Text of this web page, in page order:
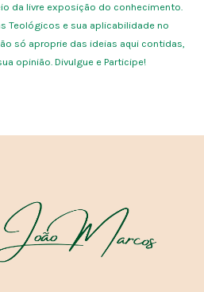
da livre exposição do conhecimento.
Teológicos e sua aplicabilidade no
só aproprie das ideias aqui contidas,
opinião. Divulgue e Participe!